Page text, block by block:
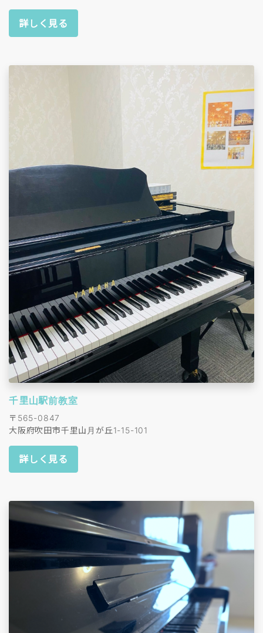
詳しく見る
千里山駅前教室
〒565-0847
大阪府吹田市千里山月が丘1-15-101
詳しく見る